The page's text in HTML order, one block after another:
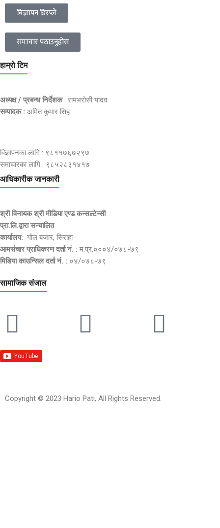
बिज्ञापन डिस्प्ले
समाचार पठाउनुहोस
हाम्रो टिम
अध्यक्ष / प्रबन्ध निर्देशक: रामभरोसी यादव
सम्पादक : अमित कुमार सिह
विज्ञापनका लागि : ९८११७६७२९७
समाचारका लागि : ९८५२८३१४१७
आधिकारीक जानकारी
श्री विनायक श्री मीडिया एण्ड कन्सल्टेन्सी
प्रा.लि.द्वारा सन्चालित
कार्यालय: गोल बजार, सिराहा
आमसंचार प्राधिकरण दर्ता नं. : म.प्र.०००४/०७८-७९
मिडिया काउन्सिल दर्ता नं. : ०४/०७८-७९
सामाजिक संजाल
Copyright © 2023 Hario Pati, All Rights Reserved.